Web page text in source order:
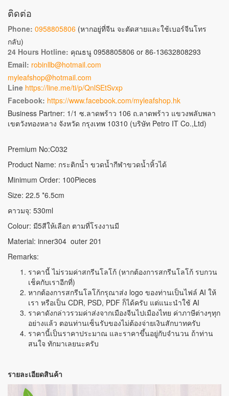
ติดต่อ
Phone: 0958805806 (หากอยู่ที่จีน จะตัดสายและใช้เบอร์จีนโทร
กลับ)
24 Hours Hotline: คุณธนู 0958805806 or 86-13632808293
Email: robinllb@hotmail.com
myleafshop@hotmail.com
Line https://line.me/ti/p/QnlSEtSvxp
Facebook: https://www.facebook.com/myleafshop.hk
Business Partner: 1/1 ซ.ลาดพร้าว 106 ถ.ลาดพร้าว แขวงพลับพลา
เขตวังทองหลาง จังหวัด กรุงเทพ 10310 (บริษัท Petro IT Co.,Ltd)
Premium No:C032
Product Name: กระติกน้ำ ขวดน้ำกีฬาขวดน้ำหิ้วได้
Minimum Order: 100Pieces
Size: 22.5 *6.5cm
คาวมจุ: 530ml
Colour: มี5สีให้เลือก ตามที่โรงงานมี
Material: inner304 outer 201
Remarks:
ราคานี้ ไม่รวมค่าสกรีนโลโก้ (หากต้องการสกรีนโลโก้ รบกวน
เช็คกับเราอีกที่)
หากต้องการสกรีนโลโก้กรุณาส่ง logo ของท่านเป็นไฟล์ AI ให้
เรา หรือเป็น CDR, PSD, PDF ก็ได้ครับ แต่แนะนำใช้ AI
ราคาดังกล่าวรวมค่าส่งจากเมืองจีนไปเมืองไทย ค่าภาษีต่างๆทุก
อย่างแล้ว ตอนท่านเซ็นรับของไม่ต้องจ่ายเงินสักบาทครับ
ราคานี้เป็นราคาประมาณ และราคาขึ้นอยู่กับจำนวน ถ้าท่าน
สนใจ ทักมาเลยนะครับ
รายละเอียดสินค้า